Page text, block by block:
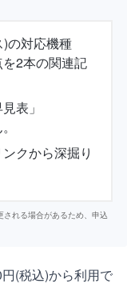
)の対応機種
2本の関連記
表」
クから深掘り
される場合があるため、申込
(税込)から利用で